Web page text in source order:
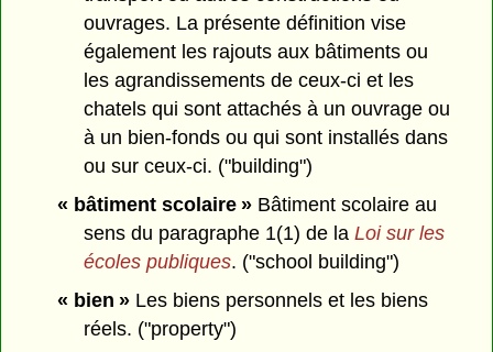
ouvrages. La présente définition vise
également les rajouts aux bâtiments ou
les agrandissements de ceux-ci et les
chatels qui sont attachés à un ouvrage ou
à un bien-fonds ou qui sont installés dans
ou sur ceux-ci. ("building")
« bâtiment scolaire »Bâtiment scolaire au
sens du paragraphe 1(1) de laLoi sur les
écoles publiques. ("school building")
« bien »Les biens personnels et les biens
réels. ("property")